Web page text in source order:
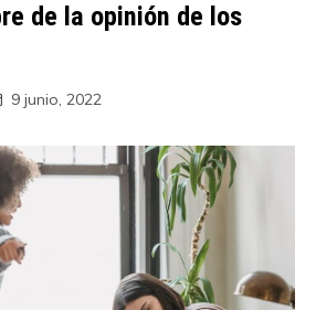
de la opinión de los
9 junio, 2022